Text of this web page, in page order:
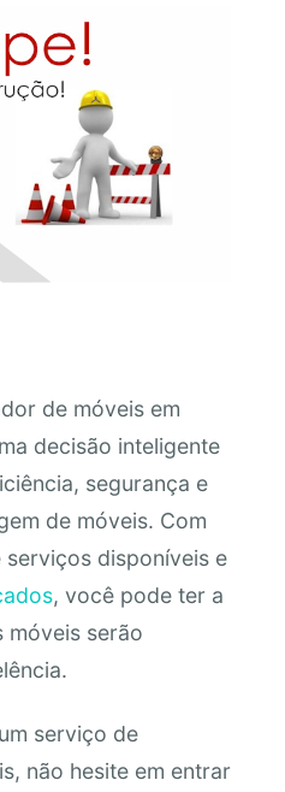
de móveis em
decisão inteligente
segurança e
de móveis. Com
serviços disponíveis e
, você pode ter a
móveis serão
serviço de
não hesite em entrar